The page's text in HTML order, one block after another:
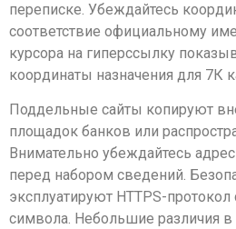
переписке. Убеждайтесь
соответствие официальному
курсора на гиперссылку
координаты назначения для 7К
Поддельные сайты копируют
площадок банков или
Внимательно убеждайтесь
перед набором сведений.
эксплуатируют HTTPS-
символа. Небольшие различия